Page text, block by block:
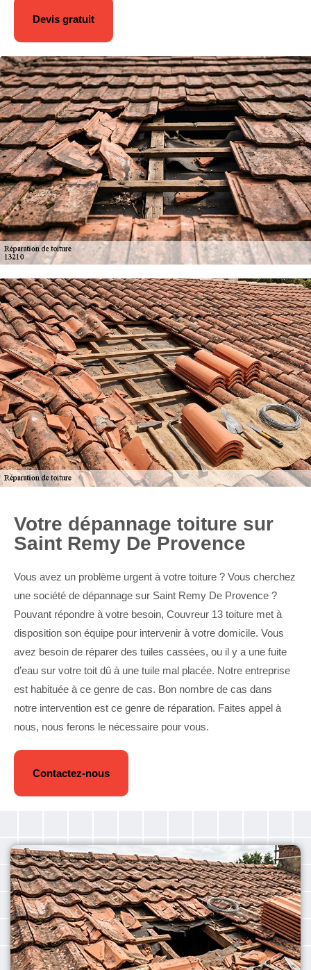
Devis gratuit
Votre dépannage toiture sur
Saint Remy De Provence
Vous avez un problème urgent à votre toiture ? Vous cherchez
une société de dépannage sur Saint Remy De Provence ?
Pouvant répondre à votre besoin, Couvreur 13 toiture met à
disposition son équipe pour intervenir à votre domicile. Vous
avez besoin de réparer des tuiles cassées, ou il y a une fuite
d’eau sur votre toit dû à une tuile mal placée. Notre entreprise
est habituée à ce genre de cas. Bon nombre de cas dans
notre intervention est ce genre de réparation. Faites appel à
nous, nous ferons le nécessaire pour vous.
Contactez-nous